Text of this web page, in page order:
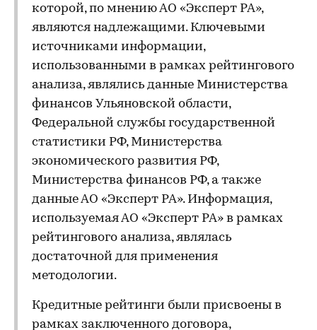
которой, по мнению АО «Эксперт РА»,
являются надлежащими. Ключевыми
источниками информации,
использованными в рамках рейтингового
анализа, являлись данные Министерства
финансов Ульяновской области,
Федеральной службы государственной
статистики РФ, Министерства
экономического развития РФ,
Министерства финансов РФ, а также
данные АО «Эксперт РА». Информация,
используемая АО «Эксперт РА» в рамках
рейтингового анализа, являлась
достаточной для применения
методологии.
Кредитные рейтинги были присвоены в
рамках заключенного договора,